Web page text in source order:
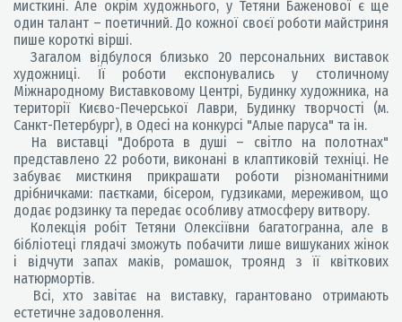
мисткині. Але окрім художнього, у Тетяни Баженової є ще
один талант – поетичний. До кожної своєї роботи майстриня
пише короткі вірші.
Загалом відбулося близько 20 персональних виставок
художниці. Її роботи експонувались у столичному
Міжнародному Виставковому Центрі, Будинку художника, на
території Києво-Печерської Лаври, Будинку творчості (м.
Санкт-Петербург), в Одесі на конкурсі "Алые паруса" та ін.
На виставці "Доброта в душі – світло на полотнах"
представлено 22 роботи, виконані в клаптиковій техніці. Не
забуває мисткиня прикрашати роботи різноманітними
дрібничками: паєтками, бісером, гудзиками, мереживом, що
додає родзинку та передає особливу атмосферу витвору.
Колекція робіт Тетяни Олексіївни багатогранна, але в
бібліотеці глядачі зможуть побачити лише вишуканих жінок
і відчути запах маків, ромашок, троянд з її квіткових
натюрмортів.
Всі, хто завітає на виставку, гарантовано отримають
естетичне задоволення.